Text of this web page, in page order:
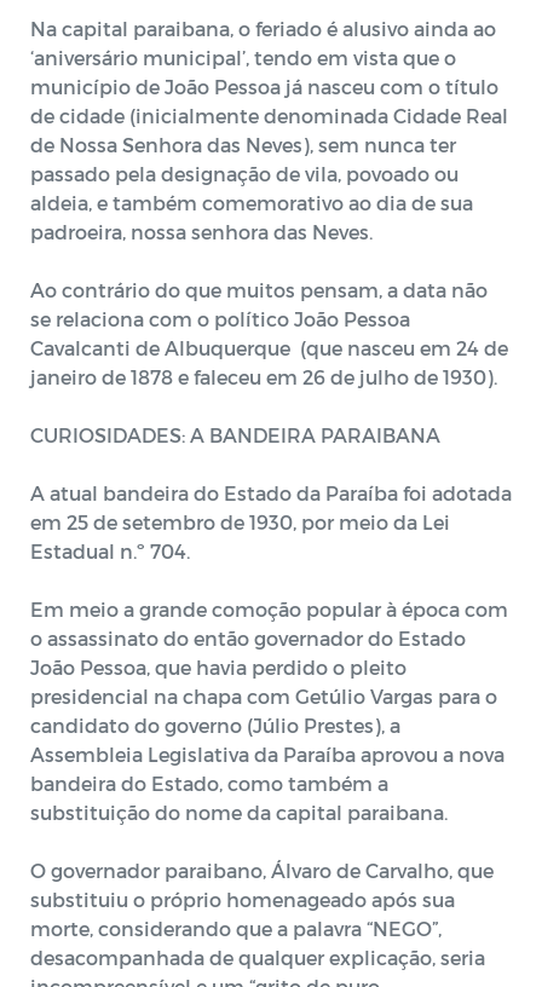
Na capital paraibana, o feriado é alusivo ainda ao
‘aniversário municipal’, tendo em vista que o
município de João Pessoa já nasceu com o título
de cidade (inicialmente denominada Cidade Real
de Nossa Senhora das Neves), sem nunca ter
passado pela designação de vila, povoado ou
aldeia, e também comemorativo ao dia de sua
padroeira, nossa senhora das Neves.
Ao contrário do que muitos pensam, a data não
se relaciona com o político João Pessoa
Cavalcanti de Albuquerque (que nasceu em 24 de
janeiro de 1878 e faleceu em 26 de julho de 1930).
CURIOSIDADES: A BANDEIRA PARAIBANA
A atual bandeira do Estado da Paraíba foi adotada
em 25 de setembro de 1930, por meio da Lei
Estadual n.º 704.
Em meio a grande comoção popular à época com
o assassinato do então governador do Estado
João Pessoa, que havia perdido o pleito
presidencial na chapa com Getúlio Vargas para o
candidato do governo (Júlio Prestes), a
Assembleia Legislativa da Paraíba aprovou a nova
bandeira do Estado, como também a
substituição do nome da capital paraibana.
O governador paraibano, Álvaro de Carvalho, que
substituiu o próprio homenageado após sua
morte, considerando que a palavra “NEGO”,
desacompanhada de qualquer explicação, seria